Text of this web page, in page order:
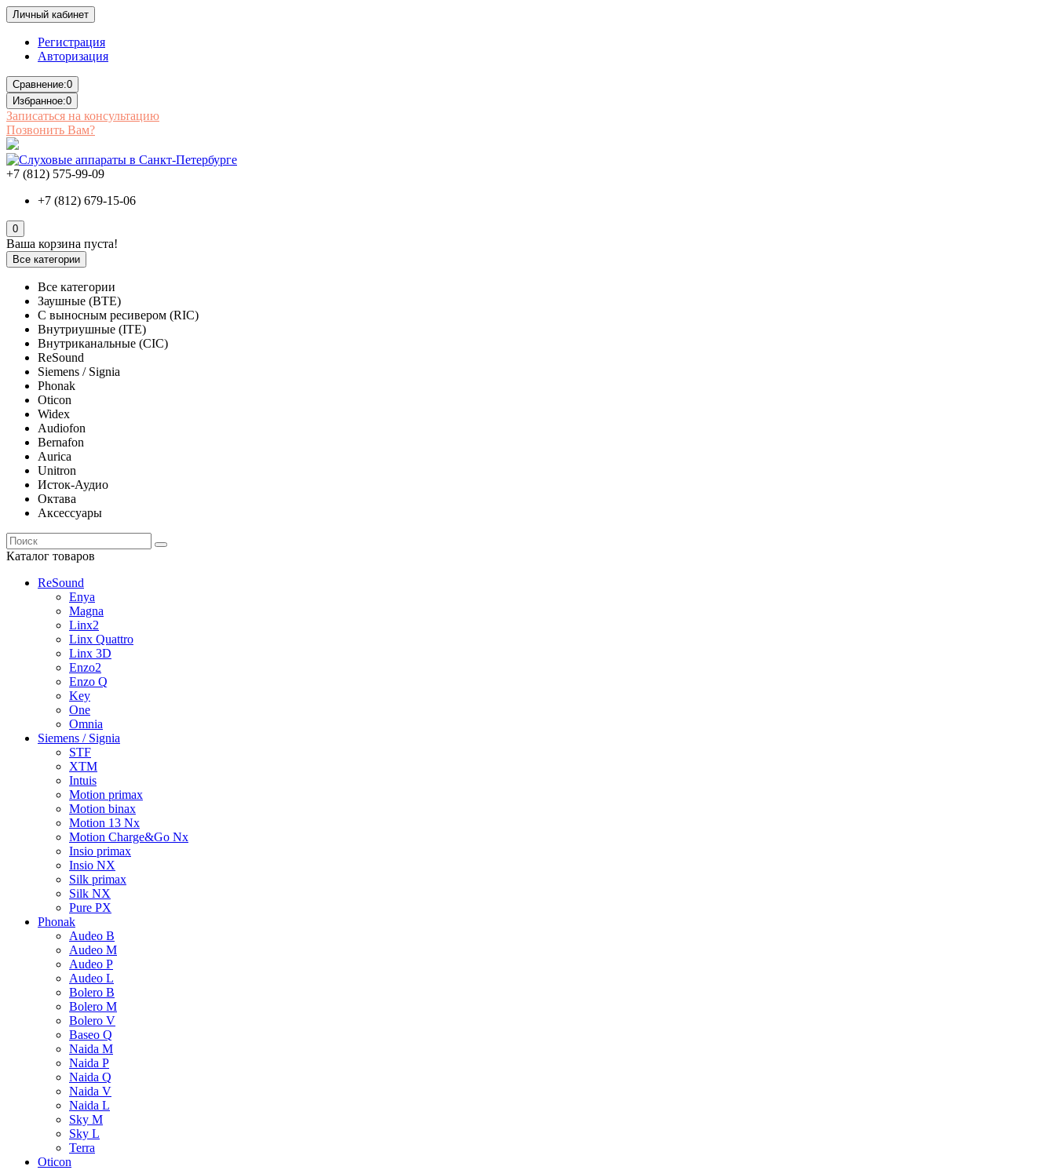
Личный кабинет
Регистрация
Авторизация
Сравнение:0
Избранное:0
Записаться на консультацию
Позвонить Вам?
+7 (812) 575-99-09
+7 (812) 679-15-06
0
Ваша корзина пуста!
Все категории
Все категории
Заушные (BTE)
С выносным ресивером (RIC)
Внутриушные (ITE)
Внутриканальные (CIC)
ReSound
Siemens / Signia
Phonak
Oticon
Widex
Audiofon
Bernafon
Aurica
Unitron
Исток-Аудио
Октава
Аксессуары
Каталог товаров
ReSound
Enya
Magna
Linx2
Linx Quattro
Linx 3D
Enzo2
Enzo Q
Key
One
Omnia
Siemens / Signia
STF
XTM
Intuis
Motion primax
Motion binax
Motion 13 Nx
Motion Charge&Go Nx
Insio primax
Insio NX
Silk primax
Silk NX
Pure PX
Phonak
Audeo B
Audeo M
Audeo P
Audeo L
Bolero B
Bolero M
Bolero V
Baseo Q
Naida M
Naida P
Naida Q
Naida V
Naida L
Sky M
Sky L
Terra
Oticon